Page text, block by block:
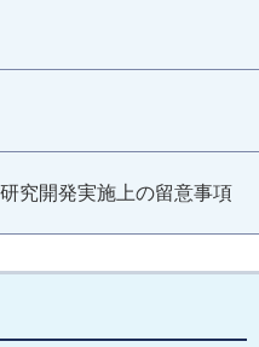
究開発実施上の留意事項